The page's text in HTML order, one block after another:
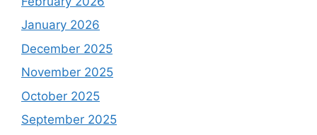
January 2026
December 2025
November 2025
October 2025
September 2025